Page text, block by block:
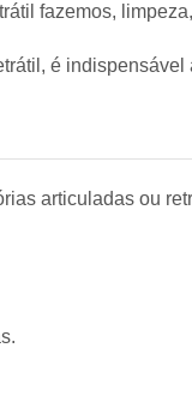
fazemos,
é
articuladas ou